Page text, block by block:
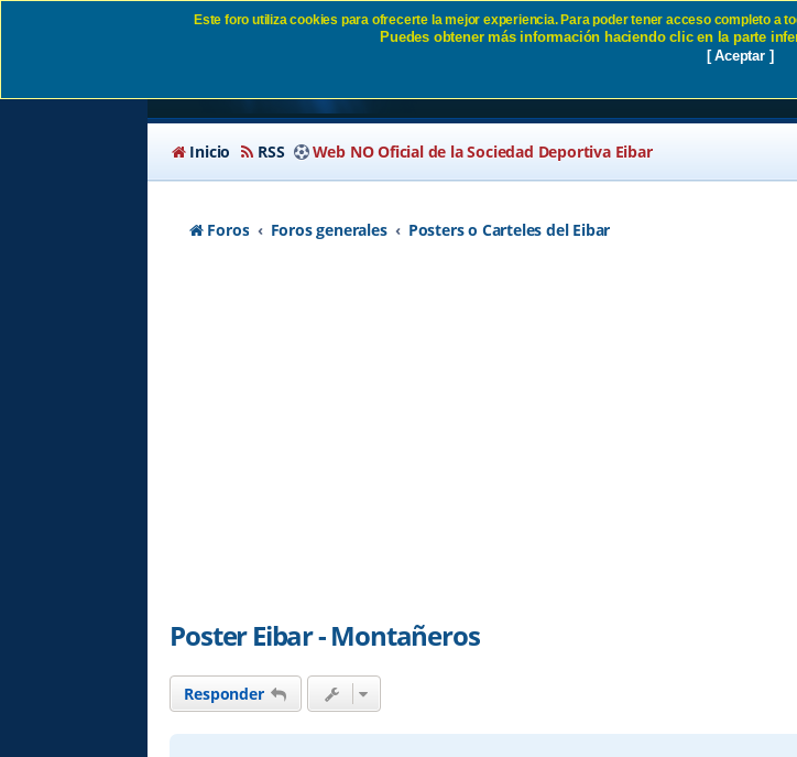
Poster Eibar - Montañeros SD Eibar
Inicio RSS Web NO Oficial de la Sociedad Deportiva Eibar
Foros Foros generales Posters o Carteles del Eibar
Poster Eibar - Montañeros
Responder
Este foro utiliza cookies para ofrecerte la mejor experiencia. Para poder tener acceso completo a
Puedes obtener más información haciendo clic en la parte
[ Aceptar ]